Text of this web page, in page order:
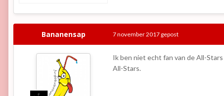
Bananensap 7 november 2017 gepost
Ik ben niet echt fan van de All-
All-Stars.